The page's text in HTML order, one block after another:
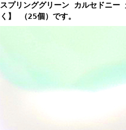
スプリンググリーン カルセドニ
く】 （25個）です。